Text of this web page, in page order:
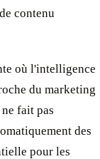
contenu
où l'intelligence
du marketing
fait pas
des
pour les